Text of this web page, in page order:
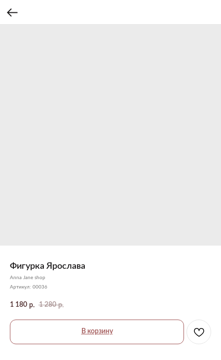
Фигурка Ярослава
Anna Jane shop
Артикул: 00036
1 180 р. 1 280 р.
В корзину